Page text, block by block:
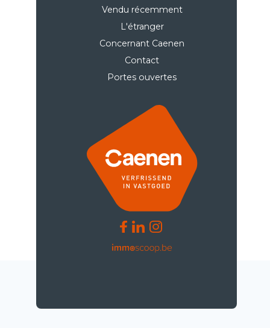
Vendu récemment
L'étranger
Concernant Caenen
Contact
Portes ouvertes